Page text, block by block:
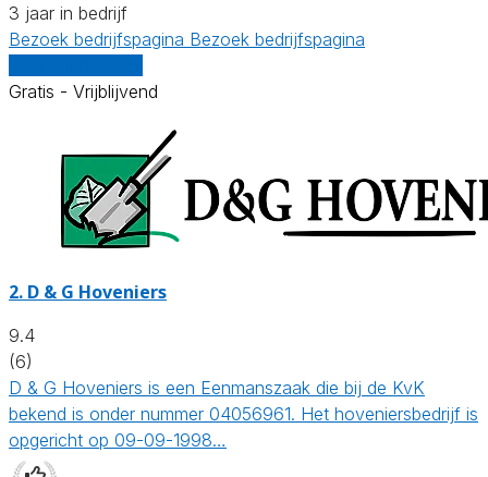
3 jaar in bedrijf
Bezoek bedrijfspagina Bezoek bedrijfspagina
Gratis - Vrijblijvend
2. D & G Hoveniers
9.4
(6)
D & G Hoveniers is een Eenmanszaak die bij de KvK
bekend is onder nummer 04056961. Het hoveniersbedrijf is
opgericht op 09-09-1998…